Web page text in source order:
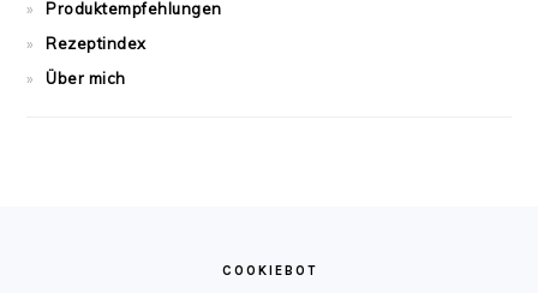
Produktempfehlungen
Rezeptindex
Über mich
COOKIEBOT